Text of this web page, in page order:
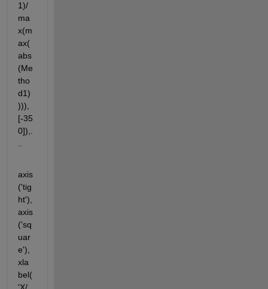
1)/
ma
x(m
ax(
abs
(Me
tho
d1)
))),
[-35
0]),.
axis
('tig
ht'),
axis
('sq
uar
e'),
xla
bel(